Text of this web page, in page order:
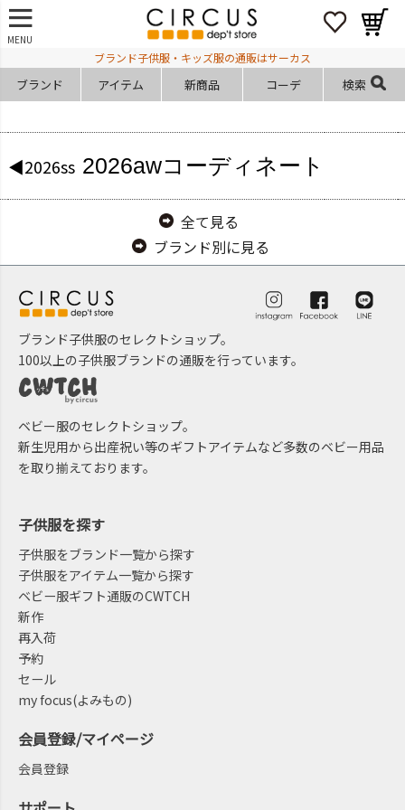
MENU
ブランド子供服・キッズ服の通販はサーカス
ブランド アイテム 新商品 コーデ 検索
◀2026ss 2026awコーディネート
全て見る
ブランド別に見る
ブランド子供服のセレクトショップ。
100以上の子供服ブランドの通販を行っています。
ベビー服のセレクトショップ。
新生児用から出産祝い等のギフトアイテムなど多数のベビー用品
を取り揃えております。
子供服を探す
子供服をブランド一覧から探す
子供服をアイテム一覧から探す
ベビー服ギフト通販のCWTCH
新作
再入荷
予約
セール
my focus(よみもの)
会員登録/マイページ
会員登録